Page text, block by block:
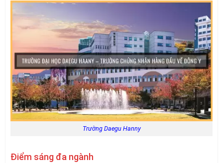
Trường Daegu Hanny
Điểm sáng đa ngành